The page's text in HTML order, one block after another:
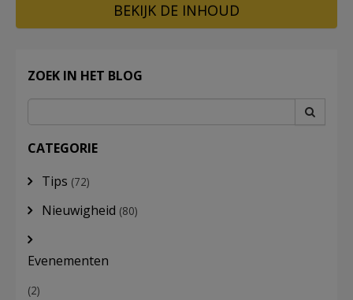
BEKIJK DE INHOUD
ZOEK IN HET BLOG
CATEGORIE
Tips (72)
Nieuwigheid (80)
Evenementen
(2)